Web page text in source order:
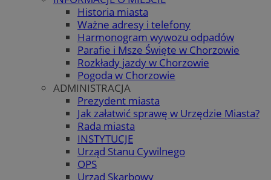
Historia miasta
Ważne adresy i telefony
Harmonogram wywozu odpadów
Parafie i Msze Święte w Chorzowie
Rozkłady jazdy w Chorzowie
Pogoda w Chorzowie
ADMINISTRACJA
Prezydent miasta
Jak załatwić sprawę w Urzędzie Miasta?
Rada miasta
INSTYTUCJE
Urząd Stanu Cywilnego
OPS
Urząd Skarbowy